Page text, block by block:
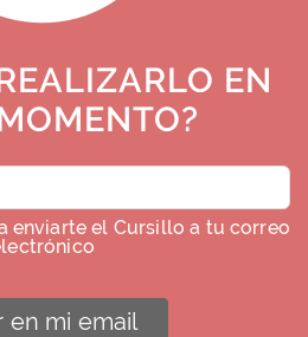
EN
enviarte el Cursillo a tu correo
en mi email